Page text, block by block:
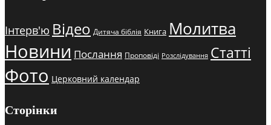
Інтерв'ю Відео Дитяча біблія Книга Молитва
Новини Послання Проповіді Розслідування Статті
Фото Церковний календар
Сторінки